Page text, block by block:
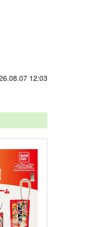
12:03